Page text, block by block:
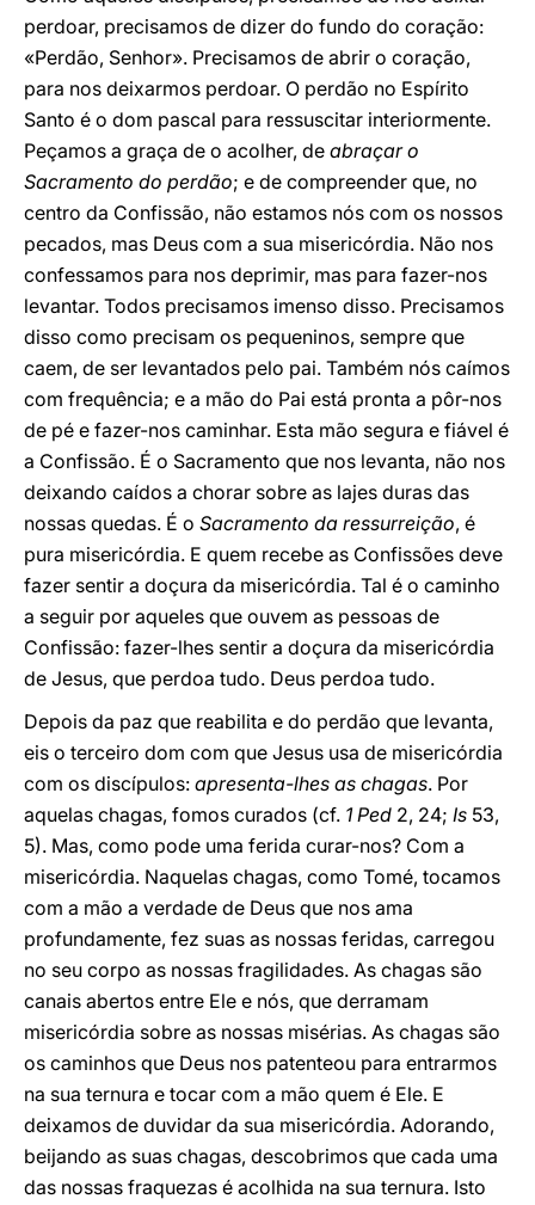
perdoar, precisamos de dizer do fundo do coração:
«Perdão, Senhor». Precisamos de abrir o coração,
para nos deixarmos perdoar. O perdão no Espírito
Santo é o dom pascal para ressuscitar interiormente.
Peçamos a graça de o acolher, de abraçar o
Sacramento do perdão; e de compreender que, no
centro da Confissão, não estamos nós com os nossos
pecados, mas Deus com a sua misericórdia. Não nos
confessamos para nos deprimir, mas para fazer-nos
levantar. Todos precisamos imenso disso. Precisamos
disso como precisam os pequeninos, sempre que
caem, de ser levantados pelo pai. Também nós caímos
com frequência; e a mão do Pai está pronta a pôr-nos
de pé e fazer-nos caminhar. Esta mão segura e fiável é
a Confissão. É o Sacramento que nos levanta, não nos
deixando caídos a chorar sobre as lajes duras das
nossas quedas. É o Sacramento da ressurreição, é
pura misericórdia. E quem recebe as Confissões deve
fazer sentir a doçura da misericórdia. Tal é o caminho
a seguir por aqueles que ouvem as pessoas de
Confissão: fazer-lhes sentir a doçura da misericórdia
de Jesus, que perdoa tudo. Deus perdoa tudo.
Depois da paz que reabilita e do perdão que levanta,
eis o terceiro dom com que Jesus usa de misericórdia
com os discípulos: apresenta-lhes as chagas. Por
aquelas chagas, fomos curados (cf. 1 Ped 2, 24; Is 53,
5). Mas, como pode uma ferida curar-nos? Com a
misericórdia. Naquelas chagas, como Tomé, tocamos
com a mão a verdade de Deus que nos ama
profundamente, fez suas as nossas feridas, carregou
no seu corpo as nossas fragilidades. As chagas são
canais abertos entre Ele e nós, que derramam
misericórdia sobre as nossas misérias. As chagas são
os caminhos que Deus nos patenteou para entrarmos
na sua ternura e tocar com a mão quem é Ele. E
deixamos de duvidar da sua misericórdia. Adorando,
beijando as suas chagas, descobrimos que cada uma
das nossas fraquezas é acolhida na sua ternura. Isto